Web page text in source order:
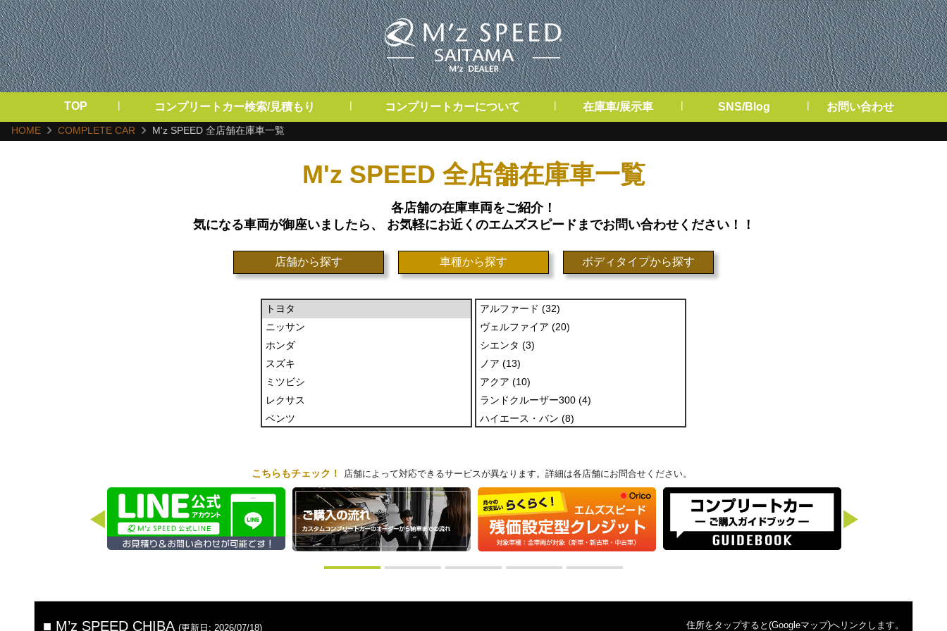
TOP | コンプリートカー検索/見積もり | コンプリートカーについて | 在庫車/展示車 | SNS/Blog | お問い合わせ
HOME COMPLETE CAR M'z SPEED 全店舗在庫車一覧
M'z SPEED 全店舗在庫車一覧
各店舗の在庫車両をご紹介！
気になる車両が御座いましたら、 お気軽にお近くのエムズスピードまでお問い合わせください！！
店舗から探す 車種から探す ボディタイプから探す
トヨタ
ニッサン
ホンダ
スズキ
ミツビシ
レクサス
ベンツ
アルファード (32)
ヴェルファイア (20)
シエンタ (3)
ノア (13)
アクア (10)
ランドクルーザー300 (4)
ハイエース・バン (8)
ライズ (2)
ヤリス クロス (13)
カローラ クロス (4)
クラウン セダン (1)
クラウン スポーツ (4)
ランドクルーザー250 (4)
RAV4 (7)
こちらもチェック！ 店舗によって対応できるサービスが異なります。 詳細は各店舗にお問合せください。
◀ ▶
■ M’z SPEED CHIBA (更新日: 2026/07/18) 住所をタップすると(Googleマップ)へリンクします。